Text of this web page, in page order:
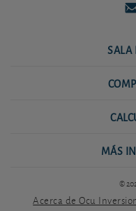
SALA
MÁS
©
Acerca de Ocu